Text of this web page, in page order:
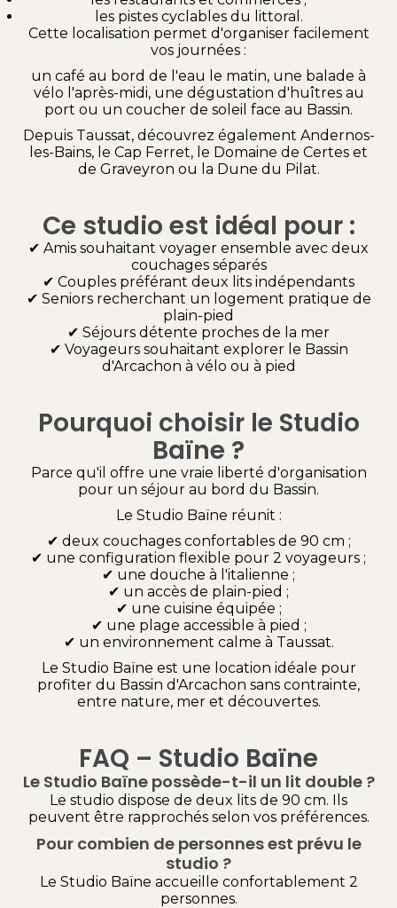
les pistes cyclables du littoral.
Cette localisation permet d'organiser facilement
vos journées :
un café au bord de l'eau le matin, une balade à
vélo l'après-midi, une dégustation d'huîtres au
port ou un coucher de soleil face au Bassin.
Depuis Taussat, découvrez également Andernos-
les-Bains, le Cap Ferret, le Domaine de Certes et
de Graveyron ou la Dune du Pilat.
Ce studio est idéal pour :
✔ Amis souhaitant voyager ensemble avec deux
couchages séparés
✔ Couples préférant deux lits indépendants
✔ Seniors recherchant un logement pratique de
plain-pied
✔ Séjours détente proches de la mer
✔ Voyageurs souhaitant explorer le Bassin
d'Arcachon à vélo ou à pied
Pourquoi choisir le Studio
Baïne ?
Parce qu'il offre une vraie liberté d'organisation
pour un séjour au bord du Bassin.
Le Studio Baïne réunit :
✔ deux couchages confortables de 90 cm ;
✔ une configuration flexible pour 2 voyageurs ;
✔ une douche à l'italienne ;
✔ un accès de plain-pied ;
✔ une cuisine équipée ;
✔ une plage accessible à pied ;
✔ un environnement calme à Taussat.
Le Studio Baïne est une location idéale pour
profiter du Bassin d'Arcachon sans contrainte,
entre nature, mer et découvertes.
FAQ – Studio Baïne
Le Studio Baïne possède-t-il un lit double ?
Le studio dispose de deux lits de 90 cm. Ils
peuvent être rapprochés selon vos préférences.
Pour combien de personnes est prévu le
studio ?
Le Studio Baïne accueille confortablement 2
personnes.